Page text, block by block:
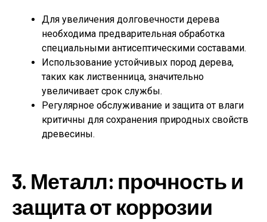
Для увеличения долговечности дерева
необходима предварительная обработка
специальными антисептическими составами.
Использование устойчивых пород дерева,
таких как лиственница, значительно
увеличивает срок службы.
Регулярное обслуживание и защита от влаги
критичны для сохранения природных свойств
древесины.
3. Металл: прочность и
защита от коррозии